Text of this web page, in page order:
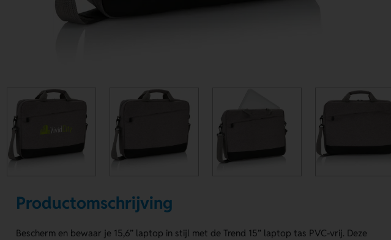
Productomschrijving
Bescherm en bewaar je 15,6” laptop in stijl met de Trend 15” laptop tas PVC-vrij. Deze